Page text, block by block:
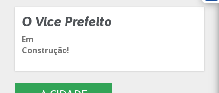
O Vice Prefeito
Em
Construção!